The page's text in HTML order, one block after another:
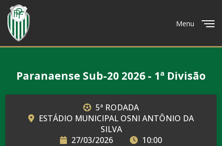
Menu
Paranaense Sub-20 2026 - 1ª Divisão
5ª RODADA
ESTÁDIO MUNICIPAL OSNI ANTÔNIO DA
SILVA
27/03/2026
10:00